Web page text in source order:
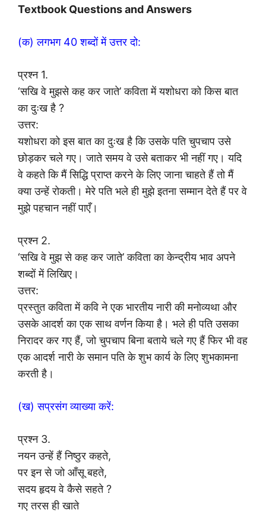
Textbook Questions and Answers
(क) लगभग 40 शब्दों में उत्तर दो:
प्रश्न 1.
‘सखि वे मुझसे कह कर जाते’ कविता में यशोधरा को किस बात
का दुःख है ?
उत्तर:
यशोधरा को इस बात का दुःख है कि उसके पति चुपचाप उसे
छोड़कर चले गए। जाते समय वे उसे बताकर भी नहीं गए। यदि
वे कहते कि मैं सिद्धि प्राप्त करने के लिए जाना चाहते हैं तो मैं
क्या उन्हें रोकती। मेरे पति भले ही मुझे इतना सम्मान देते हैं पर वे
मुझे पहचान नहीं पाएँ।
प्रश्न 2.
‘सखि वे मुझ से कह कर जाते’ कविता का केन्द्रीय भाव अपने
शब्दों में लिखिए।
उत्तर:
प्रस्तुत कविता में कवि ने एक भारतीय नारी की मनोव्यथा और
उसके आदर्श का एक साथ वर्णन किया है। भले ही पति उसका
निरादर कर गए हैं, जो चुपचाप बिना बताये चले गए हैं फिर भी वह
एक आदर्श नारी के समान पति के शुभ कार्य के लिए शुभकामना
करती है।
(ख) सप्रसंग व्याख्या करें:
प्रश्न 3.
नयन उन्हें हैं निष्ठुर कहते,
पर इन से जो आँसू बहते,
सदय हृदय वे कैसे सहते ?
गए तरस ही खाते